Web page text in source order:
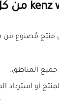
منتج مُصنوع من
المناطق.
أو استرداد المال